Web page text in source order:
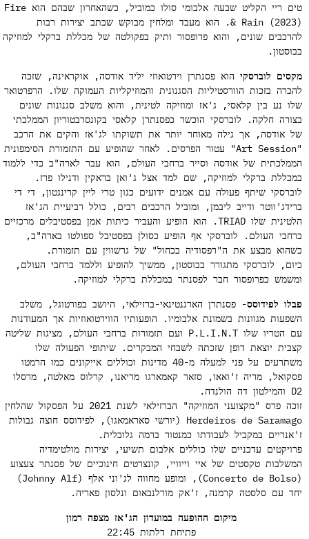
טים ריי הקליט שבעה אלבומי סולו כמוביל, כשהאחרון שבהם הוא Fire
& Rain (2023). הוא מעבד ומלחין מבוקש שכתב יצירות רבות
שונים, והוא פרופסור ותיק בפקולטה של מכללת ברקלי למוזיקה
לוברסקיהוא פסנתרן וירטואוזי יליד אודסה, אוקראינה, שזכה
בזכות הוורסטיליות הסגנונית והמוזיקליות העמוקה שלו. הרפרטואר
נע בין קלאסי, ג'אז ומוזיקה לטינית, והוא משלב סגנונות שונים
חלקה. לוברסקי הוכשר כפסנתרן קלאסי בקונסרבטוריון הממלכתי
אודסה, אך גילה מאוחר יותר את תשוקתו לג'אז והקים את הרכב
"Art Session" עטור הפרסים. לאחר שהופיע עם התזמורת הסימפונית
של אודסה וסייר ברחבי העולם, הוא עבר לארה"ב כדי ללמוד
ברקלי למוזיקה, שם למד אצל ג'ואן בראקין ודנילו פרז.
שיתף פעולה עם אמנים ידועים כגון טרי ליין קרינגטון, די די
ודייב ליבמן, ומוביל הרכבים רבים, כולל רביעיית הג'אז
הלטינית שלו TRIAD. הוא הופיע והעביר כיתות אמן בפסטיבלים מרכזיים
העולם. לוברסקי אף הופיע כסולן בפסטיבל ספולטו בארה"ב,
מבצע את ה"רפסודיה בכחול" של גרשווין עם תזמורת.
לוברסקי מתגורר בבוסטון, ממשיך להופיע וללמד ברחבי העולם,
כפרופסור חבר לפסנתר במכללת ברקלי למוזיקה.
לפידוסס-פסנתרן הארגנטינאי-ברזילאי, היושב בפורטוגל, משלב
מגוונות בשמונת אלבומיו. הופעותיו הווירטואוזיות אך המעודנות
עם הטריו שלו P.L.I.N.T ועם תזמורות ברחבי העולם, מציגות שליטה
יוצאת דופן שזכתה לשבחי המבקרים. שיתופי הפעולה שלו
משתרעים על פני למעלה מ-40 מדינות וכוללים אייקונים כמו הרמטו
מריה ז'ואאו, סזאר קאמארגו מריאנו, קרלוס מאלטה, מרסלו
זוכה פרס "מקצועני המוזיקה" הברזילאי לשנת 2021 על הפסקול שהלחין
Herdeiros de Saramago (יורשי סאראמאגו), לפידוסס חוצה גבולות
במקביל לעבודתו כמנטור ברמה גלובלית.
עדכניים שלו כוללים אלבום תשיעי, יצירות מולטימדיה
טקסטים של איי וייוויי, קונצרטים חינוכיים של פסנתר צעצוע
(Concerto de Bolso), ומופע מחווה לג'וני אלף (Johnny Alf)
עם סלסטה קרמנה, ז'אק מורלנבאום ונלסון פאריה.
מיקום ההופעה במועדון הג'אז מצפה רמון
פתיחת דלתות 22:45